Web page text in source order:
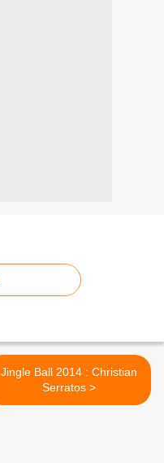
Jingle Ball 2014 : Christian
Serratos >